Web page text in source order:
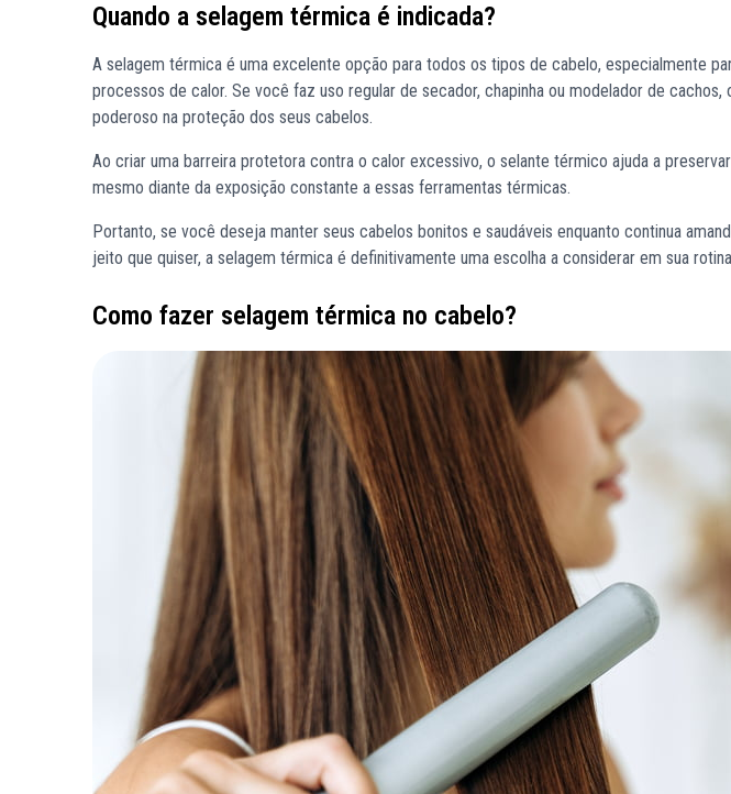
Quando a selagem térmica é indicada?
A selagem térmica é uma excelente opção para todos os tipos de cabelo, especialmente
processos de calor. Se você faz uso regular de secador, chapinha ou modelador de
poderoso na proteção dos seus cabelos.
Ao criar uma barreira protetora contra o calor excessivo, o selante térmico ajuda a
mesmo diante da exposição constante a essas ferramentas térmicas.
Portanto, se você deseja manter seus cabelos bonitos e saudáveis ​​enquanto continua
jeito que quiser, a selagem térmica é definitivamente uma escolha a considerar em sua
Como fazer selagem térmica no cabelo?